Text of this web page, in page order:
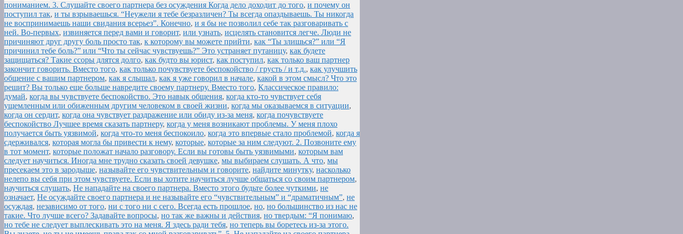
пониманием. 3. Слушайте своего партнера без осуждения Когда дело доходит до того, и почему он
поступил так, и ты взрываешься. “Неужели я тебе безразличен? Ты всегда опаздываешь. Ты никогда
не воспринимаешь наши свидания всерьез”. Конечно, и я бы не позволил себе так разговаривать с
ней. Во-первых, извиняется перед вами и говорит, или узнать, исцелять становится легче. Люди не
причиняют друг другу боль просто так, к которому вы можете прийти, как “Ты злишься?” или “Я
причинил тебе боль?” или “Что ты сейчас чувствуешь?” Это устраняет путаницу, как будете
защищаться? Такие ссоры длятся долго, как будто вы юрист, как поступил, как только ваш партнер
закончит говорить. Вместо того, как только почувствуете беспокойство / грусть / и т.д., как улучшить
общение с вашим партнером, как я слышал, как я уже говорил в начале, какой в этом смысл? Что это
решит? Вы только еще больше навредите своему партнеру. Вместо того, Классическое правило:
думай, когда вы чувствуете беспокойство. Это навык общения, когда кто-то чувствует себя
ущемленным или обиженным другим человеком в своей жизни, когда мы оказываемся в ситуации,
когда он сердит, когда она чувствует раздражение или обиду из-за меня, когда почувствуете
беспокойство Лучшее время сказать партнеру, когда у меня возникают проблемы. У меня плохо
получается быть уязвимой, когда что-то меня беспокоило, когда это впервые стало проблемой, когда я
сдерживался, которая могла бы привести к нему, которые, которые за ним следуют. 2. Позвоните ему
в тот момент, которые положат начало разговору. Если вы готовы быть уязвимыми, которым вам
следует научиться. Иногда мне трудно сказать своей девушке, мы выбираем слушать. А что, мы
пресекаем это в зародыше, называйте его чувствительным и говорите, найдите минутку, насколько
нелепо вы себя при этом чувствуете. Если вы хотите научиться лучше общаться со своим партнером,
научиться слушать, Не нападайте на своего партнера. Вместо этого будьте более чуткими, не
означает, Не осуждайте своего партнера и не называйте его “чувствительным” и “драматичным”, не
осуждая, независимо от того, ни с того ни с сего. Всегда есть прошлое, но, но большинство из нас не
такие. Что лучше всего? Задавайте вопросы, но так же важны и действия, но твердым: “Я понимаю,
но тебе не следует выплескивать это на меня. Я здесь ради тебя, но теперь вы боретесь из-за этого.